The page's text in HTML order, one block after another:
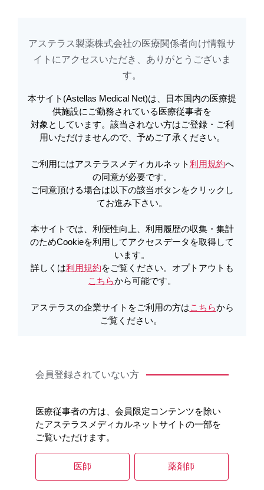
アステラスメディカルネットでは、利便性向上、利用履歴の収集・集計のた
Cookieを利用してアクセスデータを取得しています。詳しくは 利用規約
検索結果
すべての語を含む いずれかの語を含む
検索オプション
全てのオプションを選択する
ページ PDF WORD
動画 Q&A
アステラス製薬株式会社の医療関係者向け情報サ
イトに​アクセスいただき、ありがとうございま
す。​
本サイト(Astellas Medical Net)は、日本国内の医療提
供施設にご勤務されている医療従事者を
対象としています。該当されない方はご登録・ご利
用いただけませんので、予めご了承ください。
ご利用にはアステラスメディカルネット利用規約へ
の同意が必要です。
ご同意頂ける場合は以下の該当ボタンをクリックし
てお進み下さい。
本サイトでは、利便性向上、利用履歴の収集・集計
のためCookieを利用してアクセスデータを取得して
います。
詳しくは利用規約をご覧ください。オプトアウトも
こちらから可能です。
アステラスの企業サイトをご利用の方はこちらから
ご覧ください。
会員登録されていない方
医療従事者の方は、会員限定コンテンツを除い
たアステラスメディカルネットサイトの一部を
ご覧いただけます。
医師 薬剤師